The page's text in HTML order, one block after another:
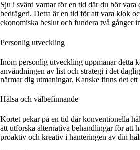
Sju i svärd varnar för en tid där du bör
bedrägeri. Detta är en tid för att vara klok
ekonomiska beslut och fundera två gånger
Personlig utveckling
Inom personlig utveckling uppmanar detta
användningen av list och strategi i det
närmar dig utmaningar. Kanske finns det
Hälsa och välbefinnande
Kortet pekar på en tid där konventionella
att utforska alternativa behandlingar för att
proaktiv och kreativ i hanteringen av din